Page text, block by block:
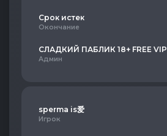
Срок истек
Окончание
СЛАДКИЙ ПАБЛИК 18+ FREE VIP
Админ
sperma is爱
Игрок